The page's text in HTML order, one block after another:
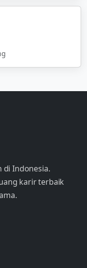
di Indonesia.
karir terbaik